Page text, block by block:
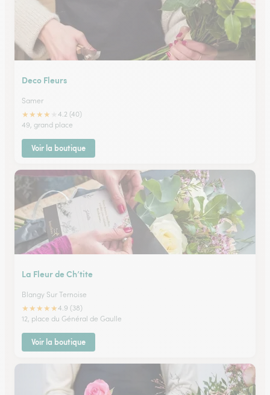
Deco Fleurs
Samer
★★★★
4.2 (40)
49, grand place
Voir la boutique
La Fleur de Ch’tite
Blangy Sur Ternoise
★★★★★4.9 (38)
12, place du Général de Gaulle
Voir la boutique